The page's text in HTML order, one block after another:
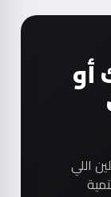
أو
اللي